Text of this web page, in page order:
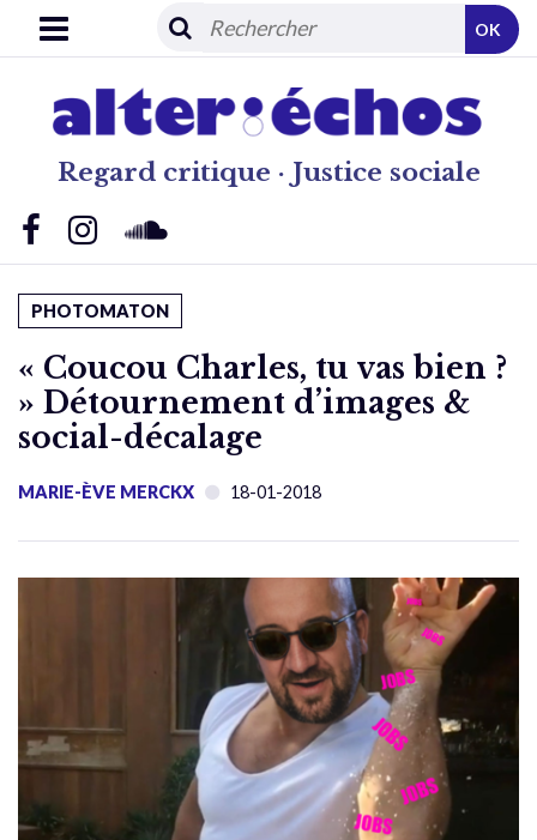
Regard critique · Justice sociale
OK
PHOTOMATON
« Coucou Charles, tu vas bien ?
» Détournement d’images &
social-décalage
MARIE-ÈVE MERCKX 18-01-2018